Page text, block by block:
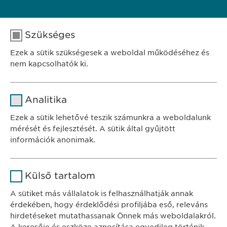
Ewopharma Hungary Kft.
1122 Budapest
Városmajor u. 13.
tel.: +36 1 200 4650
e-mail:info@ewopharma.hu
Adatkezelési
Szükséges
Ezek a sütik szükségesek a weboldal működéséhez és
nem kapcsolhatók ki.
Időtartam
A fehasználó sütikhez való
Analitika
Ezek a sütik lehetővé teszik számunkra a weboldalunk
mérését és fejlesztését. A sütik által gyűjtött
információk anonimak.
Időtartam
Külső tartalom
A sütiket más vállalatok is felhasználhatják annak
érdekében, hogy érdeklődési profiljába eső, releváns
hirdetéseket mutathassanak Önnek más weboldalakról.